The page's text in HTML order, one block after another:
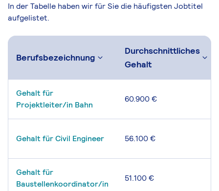
In der Tabelle haben wir für Sie die häufigsten Jobtitel
aufgelistet.
Berufsbezeichnung
Durchschnittliches
Gehalt
Gehalt für
Projektleiter/in Bahn
60.900 €
Gehalt für Civil Engineer 56.100 €
Gehalt für
Baustellenkoordinator/in
51.100 €